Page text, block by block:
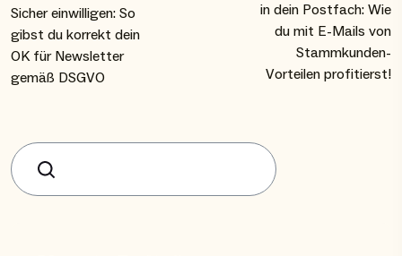
Sicher einwilligen: So
gibst du korrekt dein
OK für Newsletter
gemäß DSGVO
in dein Postfach: Wie
du mit E-Mails von
Stammkunden-
Vorteilen profitierst!
Suchen